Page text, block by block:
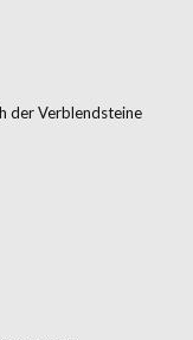
der Verblendsteine